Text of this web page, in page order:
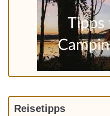
Reisetipps